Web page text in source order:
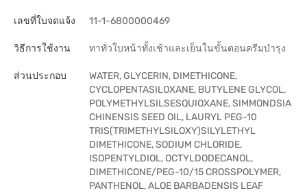
เลขที่ใบจดแจ้ง 11-1-6800000469
วิธีการใช้งาน ทาทั่วใบหน้าทั้งเช้าและเย็นในขั้นตอนครีมบำรุง
ส่วนประกอบ
WATER, GLYCERIN, DIMETHICONE,
CYCLOPENTASILOXANE, BUTYLENE GLYCOL,
POLYMETHYLSILSESQUIOXANE, SIMMONDSIA
CHINENSIS SEED OIL, LAURYL PEG-10
TRIS(TRIMETHYLSILOXY)SILYLETHYL
DIMETHICONE, SODIUM CHLORIDE,
ISOPENTYLDIOL, OCTYLDODECANOL,
DIMETHICONE/PEG-10/15 CROSSPOLYMER,
PANTHENOL, ALOE BARBADENSIS LEAF